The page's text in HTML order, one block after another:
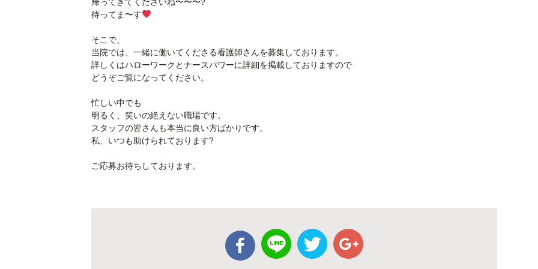
待ってま〜す
そこで、
当院では、一緒に働いてくださる看護師さんを募集しております。
詳しくはハローワークとナースパワーに詳細を掲載しておりますので
どうぞご覧になってください。
忙しい中でも
明るく、笑いの絶えない職場です。
スタッフの皆さんも本当に良い方ばかりです。
私、いつも助けられております?
ご応募お待ちしております。